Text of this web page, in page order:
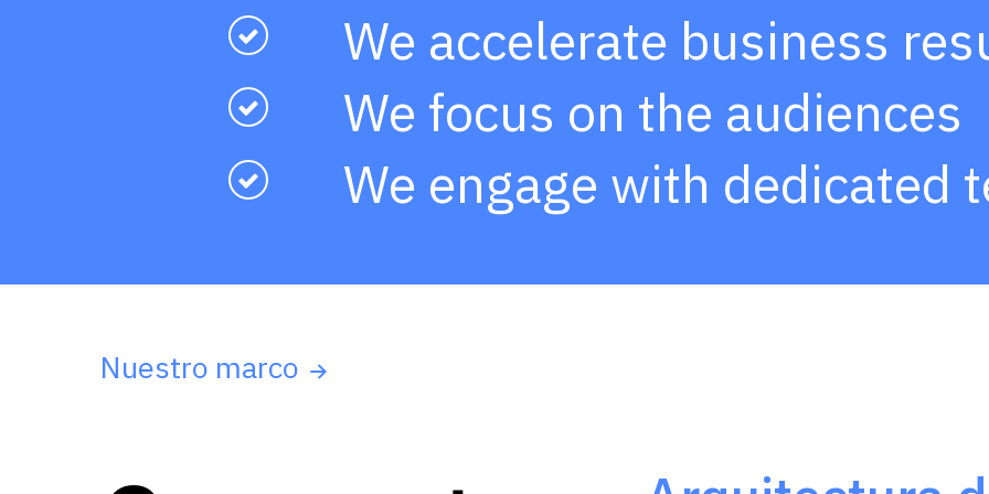
We accelerate business
We focus on the audiences
We engage with dedicated
Nuestro marco